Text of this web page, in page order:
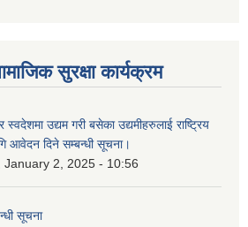
सुरक्षा कार्यक्रम
स्वदेशमा उद्यम गरी बसेका उद्यमीहरुलाई राष्‍ट्रिय
आवेदन दिने सम्बन्धी सूचना।
January 2, 2025 - 10:56
सूचना